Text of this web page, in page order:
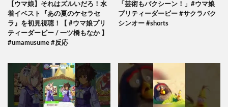
【ウマ娘】それはズルいだろ！水
着イベスト『あの夏のケセラセ
ラ』を初見視聴！【 #ウマ娘プリ
ティーダービー / 一ツ橋もなか 】
#umamusume #反応
「芸術もバクシーン！」#ウマ娘
プリティーダービー #サクラバク
シンオー #shorts